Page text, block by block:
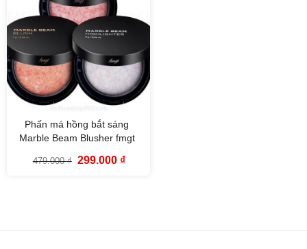
Phấn má hồng bắt sáng
Marble Beam Blusher fmgt
479.000₫ Giá
299.000 ₫Giá